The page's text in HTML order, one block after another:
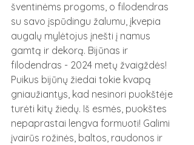
šventinėms progoms, o filodendras
su savo įspūdingu žalumu, įkvepia
augalų mylėtojus įnešti į namus
gamtą ir dekorą. Bijūnas ir
filodendras - 2024 metų žvaigždės!
Puikus bijūnų žiedai tokie kvapą
gniaužiantys, kad nesinori puokštėje
turėti kitų žiedų. Iš esmės, puokštes
nepaprastai lengva formuoti! Galimi
įvairūs rožinės, baltos, raudonos ir